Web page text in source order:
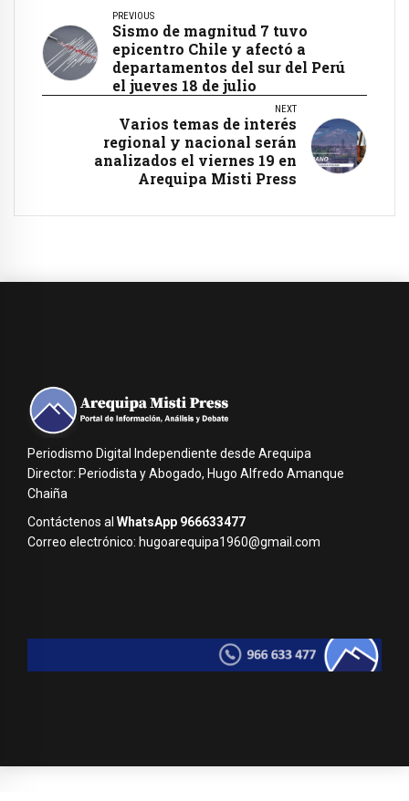
PREVIOUS
Sismo de magnitud 7 tuvo
epicentro Chile y afectó a
departamentos del sur del Perú
el jueves 18 de julio
NEXT
Varios temas de interés
regional y nacional serán
analizados el viernes 19 en
Arequipa Misti Press
Periodismo Digital Independiente desde Arequipa
Director: Periodista y Abogado, Hugo Alfredo Amanque
Chaiña
Contáctenos al WhatsApp 966633477
Correo electrónico: hugoarequipa1960@gmail.com